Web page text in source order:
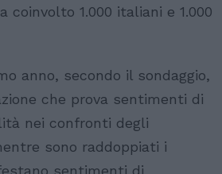
coinvolto 1.000 italiani e 1.000
anno, secondo il sondaggio,
che prova sentimenti di
nei confronti degli
sono raddoppiati i